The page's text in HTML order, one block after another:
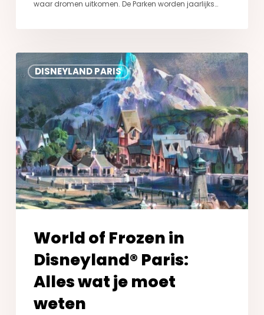
waar dromen uitkomen. De Parken worden jaarlijks…
DISNEYLAND PARIS
World
of
Frozen
in
Disneyland®
Paris:
Alles
wat
je
moet
weten
World of Frozen in
Disneyland® Paris:
Alles wat je moet
weten